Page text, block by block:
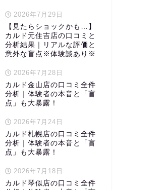
2026年7月29日
【見たらショックかも…】
カルド元住吉店の口コミと
分析結果｜リアルな評価と
意外な盲点※体験談あり※
2026年7月28日
カルド金山店の口コミ全件
分析｜体験者の本音と「盲
点」も大暴露！
2026年7月24日
カルド札幌店の口コミ全件
分析｜体験者の本音と「盲
点」も大暴露！
2026年7月18日
カルド琴似店の口コミ全件